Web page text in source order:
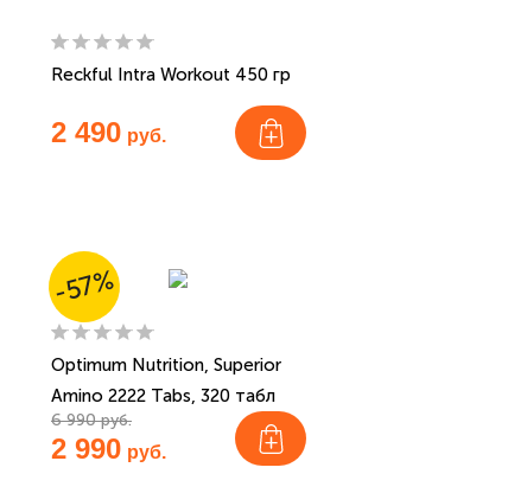
Reckful Intra Workout 450 гр
2 490 руб.
Optimum Nutrition, Superior
Amino 2222 Tabs, 320 табл
6 990 руб.
2 990 руб.
-57%